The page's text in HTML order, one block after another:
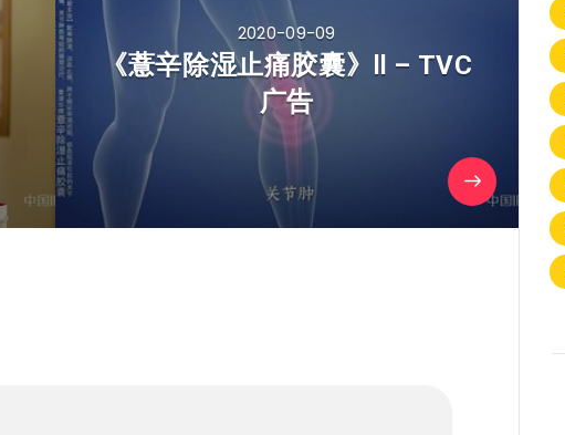
2020-09-09
《薏辛除湿止痛胶囊》Ⅱ – TVC
广告